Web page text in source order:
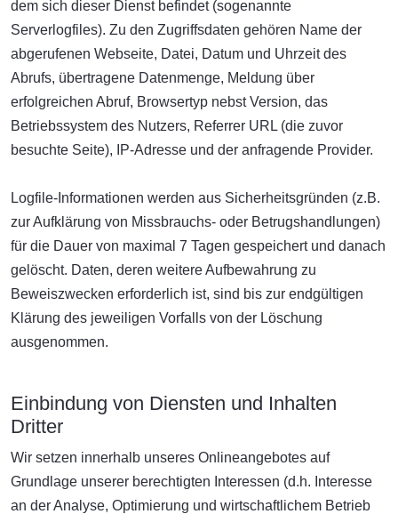
dem sich dieser Dienst befindet (sogenannte
Serverlogfiles). Zu den Zugriffsdaten gehören Name der
abgerufenen Webseite, Datei, Datum und Uhrzeit des
Abrufs, übertragene Datenmenge, Meldung über
erfolgreichen Abruf, Browsertyp nebst Version, das
Betriebssystem des Nutzers, Referrer URL (die zuvor
besuchte Seite), IP-Adresse und der anfragende Provider.
Logfile-Informationen werden aus Sicherheitsgründen (z.B.
zur Aufklärung von Missbrauchs- oder Betrugshandlungen)
für die Dauer von maximal 7 Tagen gespeichert und danach
gelöscht. Daten, deren weitere Aufbewahrung zu
Beweiszwecken erforderlich ist, sind bis zur endgültigen
Klärung des jeweiligen Vorfalls von der Löschung
ausgenommen.
Einbindung von Diensten und Inhalten
Dritter
Wir setzen innerhalb unseres Onlineangebotes auf
Grundlage unserer berechtigten Interessen (d.h. Interesse
an der Analyse, Optimierung und wirtschaftlichem Betrieb